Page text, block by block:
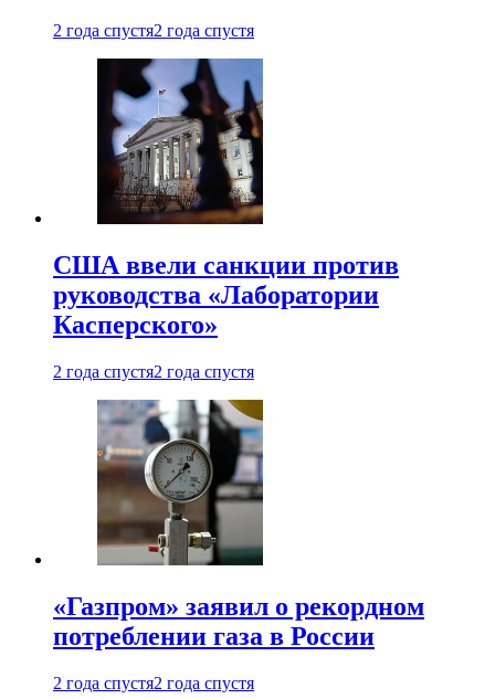
2 года спустя2 года спустя
США ввели санкции против
руководства «Лаборатории
Касперского»
2 года спустя2 года спустя
«Газпром» заявил о рекордном
потреблении газа в России
2 года спустя2 года спустя